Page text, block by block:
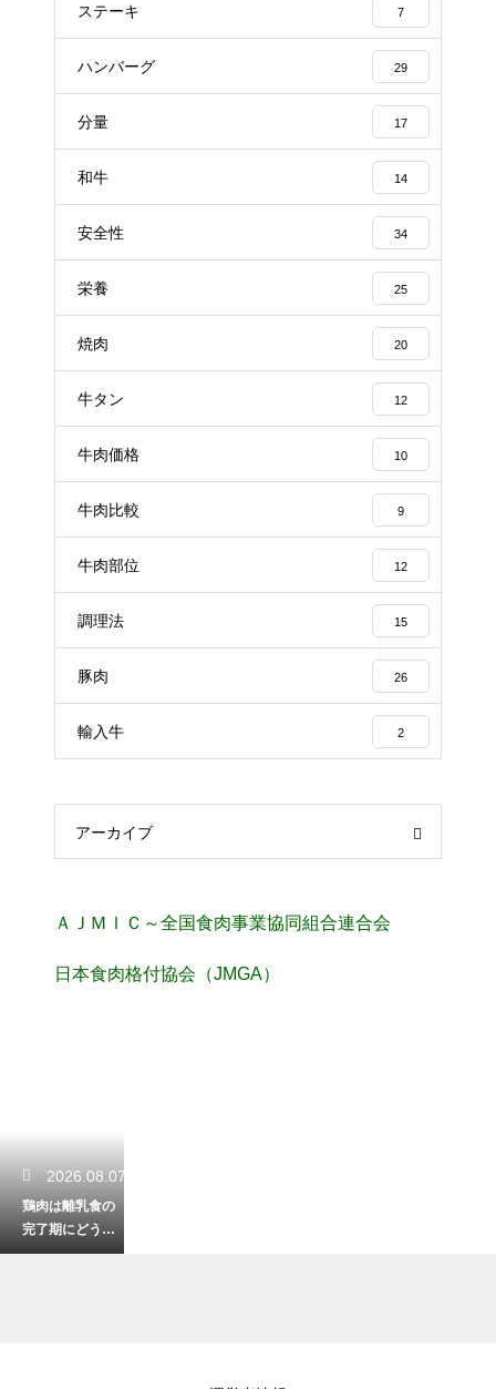
ステーキ 7
ハンバーグ 29
分量 17
和牛 14
安全性 34
栄養 25
焼肉 20
牛タン 12
牛肉価格 10
牛肉比較 9
牛肉部位 12
調理法 15
豚肉 26
輸入牛 2
アーカイブ
ＡＪＭＩＣ～全国食肉事業協同組合連合会
日本食肉格付協会（JMGA）
2026.08.07
鶏肉は離乳食の
完了期にどう調
理する？安全で